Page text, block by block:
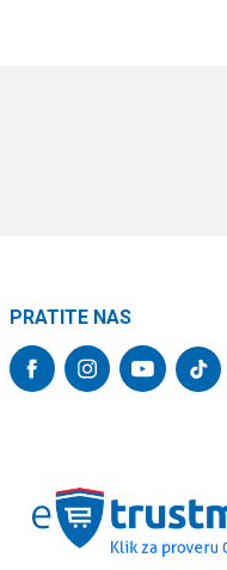
PRATITE NAS